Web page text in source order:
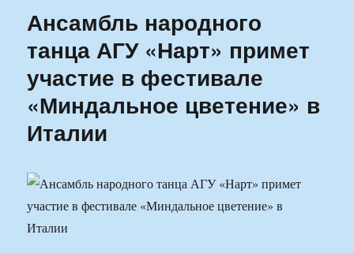
Ансамбль народного
танца АГУ «Нарт» примет
участие в фестивале
«Миндальное цветение» в
Италии